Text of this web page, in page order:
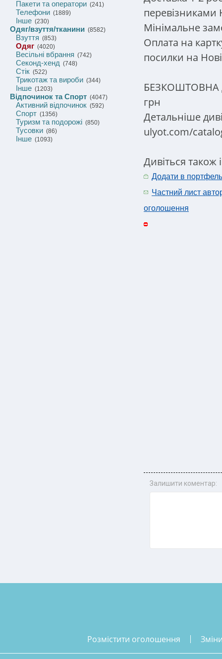
Пакети та оператори (241)
Телефони (1889)
Інше (230)
Одяг/взуття/тканини (8582)
Взуття (853)
Одяг (4020)
Весільні вбрання (742)
Секонд-хенд (748)
Стік (522)
Трикотаж та вироби (344)
Інше (1203)
Відпочинок та Спорт (4047)
Активний відпочинок (592)
Спорт (1356)
Туризм та подорожі (850)
Тусовки (86)
Інше (1093)
перевізниками
Мінімальне
Оплата на
посилки на
БЕЗКОШТОВНА
грн
Детальніше
ulyot.com/
Дивіться
Додати в портфель
Частний лист
оголошення
Залишити коментар:
розмістити оголошення